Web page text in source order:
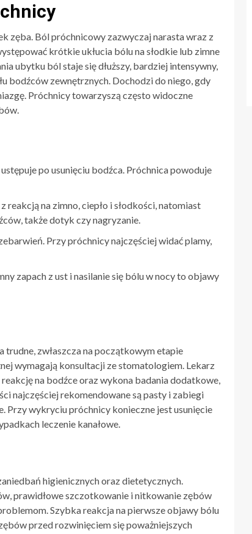
zęba. Ból próchnicowy zazwyczaj narasta wraz z
krótkie ukłucia bólu na słodkie lub zimne
ubytku ból staje się dłuższy, bardziej intensywny,
bodźców zewnętrznych. Dochodzi do niego, gdy
Próchnicy towarzyszą często widoczne
po usunięciu bodźca. Próchnica powoduje
reakcją na zimno, ciepło i słodkości, natomiast
także dotyk czy nagryzanie.
Przy próchnicy najczęściej widać plamy,
zapach z ust i nasilanie się bólu w nocy to objawy
zwłaszcza na początkowym etapie
wymagają konsultacji ze stomatologiem. Lekarz
na bodźce oraz wykona badania dodatkowe,
najczęściej rekomendowane są pasty i zabiegi
Przy wykryciu próchnicy konieczne jest usunięcie
leczenie kanałowe.
higienicznych oraz dietetycznych.
prawidłowe szczotkowanie i nitkowanie zębów
Szybka reakcja na pierwsze objawy bólu
przed rozwinięciem się poważniejszych